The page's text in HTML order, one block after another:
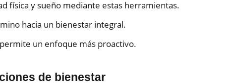
física y sueño mediante estas herramientas.
hacia un bienestar integral.
un enfoque más proactivo.
de bienestar